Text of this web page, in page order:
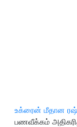
உக்ரைன் மீதான
பணவீக்கம்